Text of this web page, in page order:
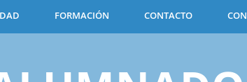
FORMACIÓN CONTACTO